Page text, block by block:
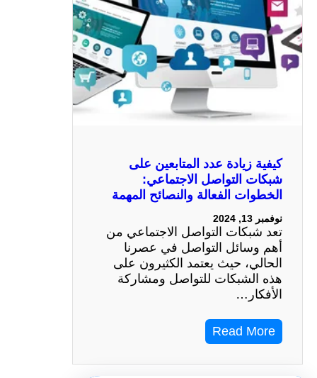
كيفية زيادة عدد المتابعين على
شبكات التواصل الاجتماعي:
الخطوات الفعالة والنصائح المهمة
نوفمبر 13, 2024
تعد شبكات التواصل الاجتماعي من
أهم وسائل التواصل في عصرنا
الحالي، حيث يعتمد الكثيرون على
هذه الشبكات للتواصل ومشاركة
الأفكار…
Read More